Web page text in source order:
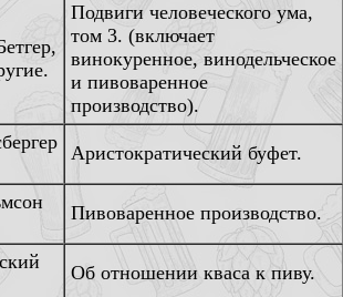
Подвиги человеческого ума,
том 3. (включает
винокуренное, винодельческое
и пивоваренное
производство).
Аристократический буфет.
Пивоваренное производство.
Об отношении кваса к пиву.